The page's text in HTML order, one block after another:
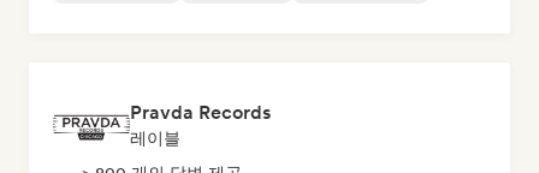
Pravda Records
레이블